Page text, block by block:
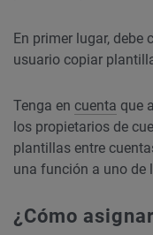
En primer lugar, debe
usuario copiar
Tenga en cuenta que
los propietarios de
plantillas entre
una función a uno de
¿Cómo